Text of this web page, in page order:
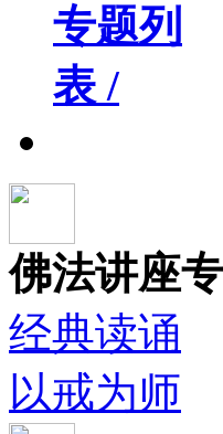
专题列
表 /
佛法讲座
经典读诵
以戒为师